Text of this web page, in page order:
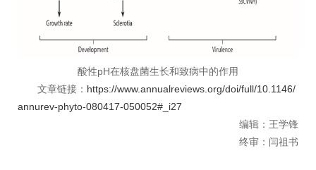
酸性pH在核盘菌生长和致病中的作用
文章链接： https://www.annualreviews.org/doi/full/10.1146/
annurev-phyto-080417-050052#_i27
编辑：王学锋
终审：闫祖书